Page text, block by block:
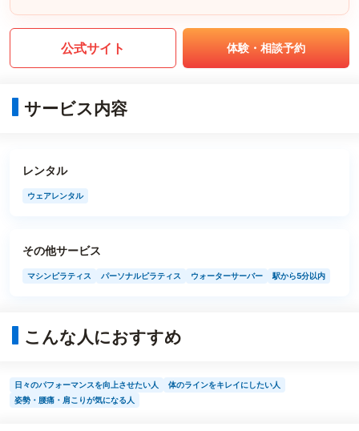
公式サイト 体験・相談予約
サービス内容
レンタル
ウェアレンタル
その他サービス
マシンピラティス パーソナルピラティス ウォーターサーバー 駅から5分以内
こんな人におすすめ
日々のパフォーマンスを向上させたい人
体のラインをキレイにしたい人
姿勢・腰痛・肩こりが気になる人